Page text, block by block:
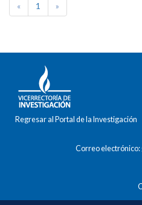
« 1 »
Regresar al Portal de la Investigación
Correo electrónico: